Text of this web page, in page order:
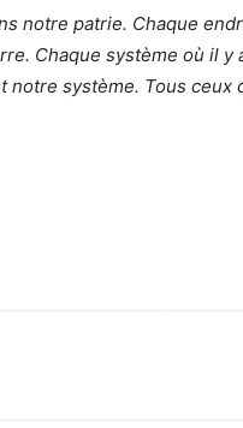
notre patrie. Chaque
Chaque système où il y
notre système. Tous ceux